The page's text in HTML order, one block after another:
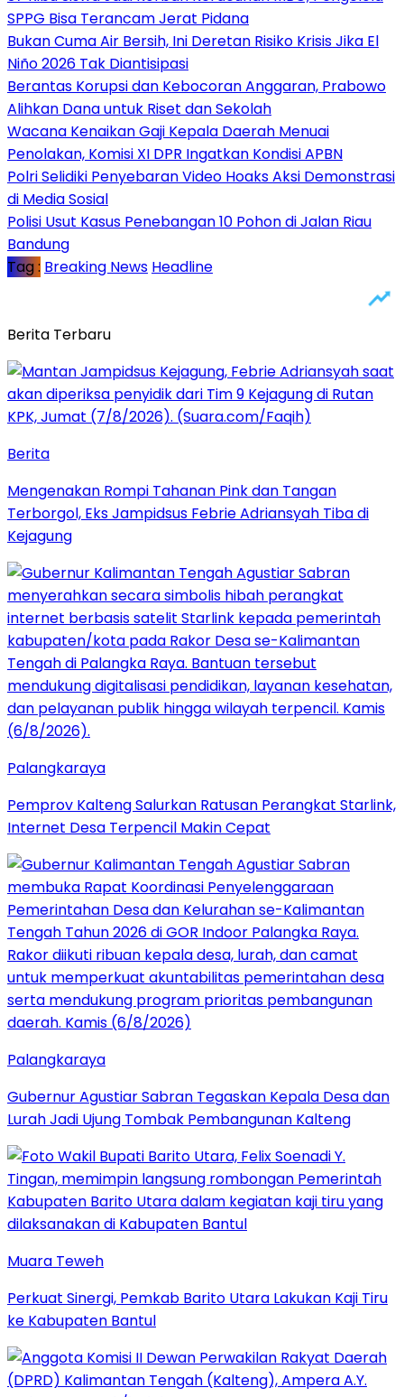
SPPG Bisa Terancam Jerat Pidana
Bukan Cuma Air Bersih, Ini Deretan Risiko Krisis Jika El
Niño 2026 Tak Diantisipasi
Berantas Korupsi dan Kebocoran Anggaran, Prabowo
Alihkan Dana untuk Riset dan Sekolah
Wacana Kenaikan Gaji Kepala Daerah Menuai
Penolakan, Komisi XI DPR Ingatkan Kondisi APBN
Polri Selidiki Penyebaran Video Hoaks Aksi Demonstrasi
di Media Sosial
Polisi Usut Kasus Penebangan 10 Pohon di Jalan Riau
Bandung
Tag : Breaking News Headline
Berita Terbaru
Berita
Mengenakan Rompi Tahanan Pink dan Tangan
Terborgol, Eks Jampidsus Febrie Adriansyah Tiba di
Kejagung
Palangkaraya
Pemprov Kalteng Salurkan Ratusan Perangkat Starlink,
Internet Desa Terpencil Makin Cepat
Palangkaraya
Gubernur Agustiar Sabran Tegaskan Kepala Desa dan
Lurah Jadi Ujung Tombak Pembangunan Kalteng
Muara Teweh
Perkuat Sinergi, Pemkab Barito Utara Lakukan Kaji Tiru
ke Kabupaten Bantul